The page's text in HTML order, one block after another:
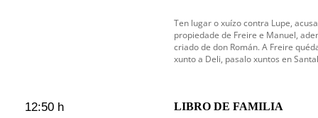
Ten lugar o xuízo contra Lupe,
propiedade de Freire e Manuel,
criado de don Román. A Freire
xunto a Deli, pasalo xuntos en
12:50 h LIBRO DE FAMILIA